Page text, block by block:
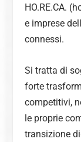
HO.RE.CA.
e imprese
connessi.
Si tratta di
forte
competitivi,
le proprie
transizione